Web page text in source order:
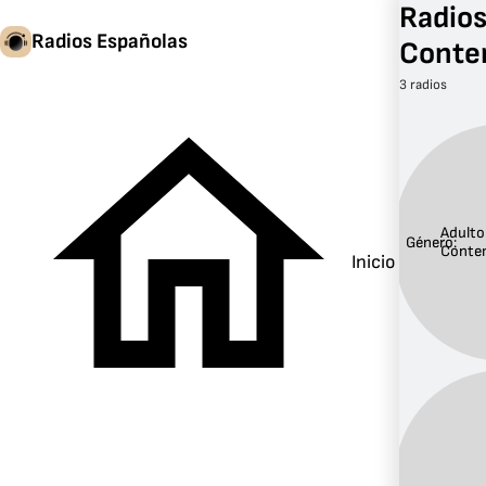
Radios Españolas
Inicio
3 radios
Género:Adulto